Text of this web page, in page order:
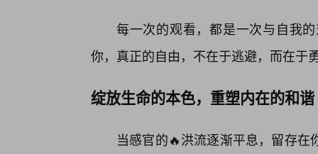
每一次的观看，都是一次与自我
你，真正的自由，不在于逃避，而在于
绽放生命的本色，重塑内在的和谐
当感官的🔥洪流逐渐平息，留存